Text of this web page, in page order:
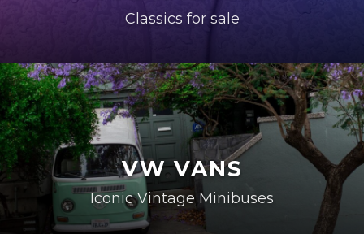
VW VANS
Iconic Vintage Minibuses